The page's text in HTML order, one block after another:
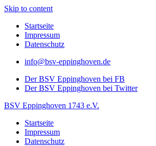
Skip to content
Startseite
Impressum
Datenschutz
info@bsv-eppinghoven.de
Der BSV Eppinghoven bei FB
Der BSV Eppinghoven bei Twitter
BSV Eppinghoven 1743 e.V.
Startseite
Impressum
Datenschutz